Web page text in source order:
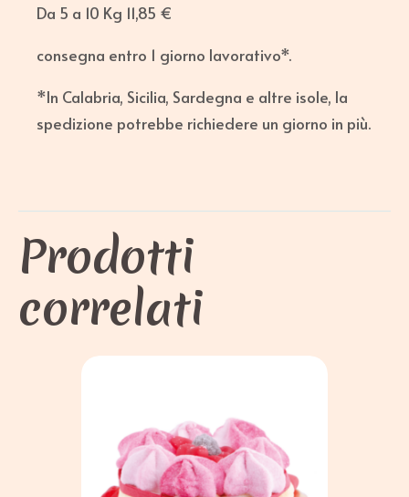
Da 5 a 10 Kg 11,85 €
consegna entro 1 giorno lavorativo*.
*In Calabria, Sicilia, Sardegna e altre isole, la
spedizione potrebbe richiedere un giorno in più.
Prodotti
correlati